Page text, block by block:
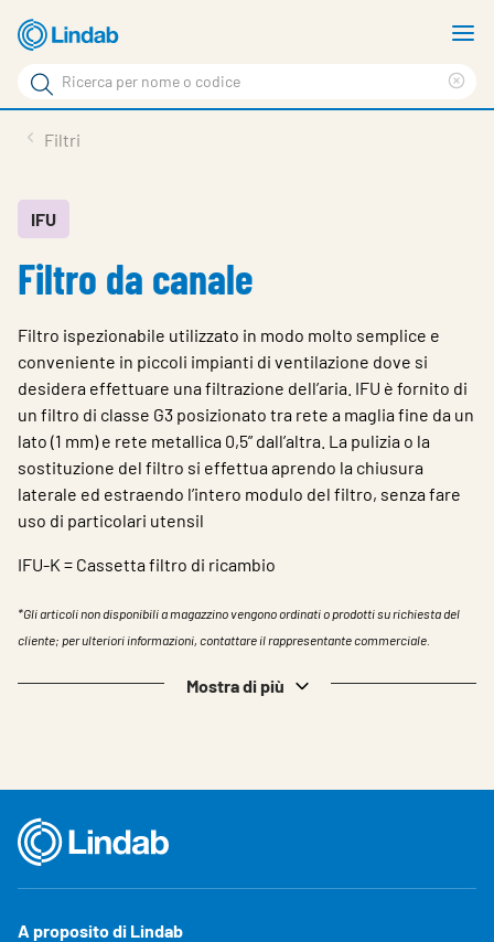
Log
visionare
Cerca
Cerca
Su Lindab
Su Tecnovent
Download
Scegliere la lingua
Filtri
IFU
Filtro da canale
Filtro ispezionabile utilizzato in modo molto semplice e
conveniente in piccoli impianti di ventilazione dove si
desidera effettuare una filtrazione dell’aria. IFU è fornito di
un filtro di classe G3 posizionato tra rete a maglia fine da un
lato (1 mm) e rete metallica 0,5” dall’altra. La pulizia o la
sostituzione del filtro si effettua aprendo la chiusura
laterale ed estraendo l’intero modulo del filtro, senza fare
uso di particolari utensil
IFU-K = Cassetta filtro di ricambio
*Gli articoli non disponibili a magazzino vengono ordinati o prodotti su richiesta del
cliente; per ulteriori informazioni, contattare il rappresentante commerciale.
Mostra di più
A proposito di Lindab